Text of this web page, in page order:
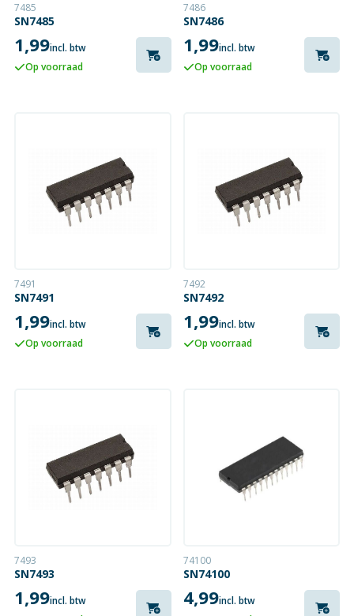
7485
SN7485
1,99incl. btw
Op voorraad
7486
SN7486
1,99incl. btw
Op voorraad
7491
SN7491
1,99incl. btw
Op voorraad
7492
SN7492
1,99incl. btw
Op voorraad
7493
SN7493
1,99incl. btw
74100
SN74100
4,99incl. btw